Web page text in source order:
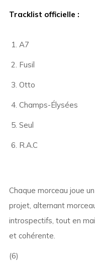
Tracklist officielle :
A7
Fusil
Otto
Champs-Élysées
Seul
R.A.C
Chaque morceau joue
projet, alternant
introspectifs, tout en
et cohérente.
(6)